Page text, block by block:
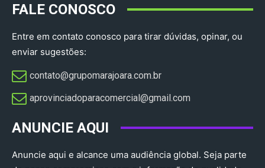
FALE CONOSCO
Entre em contato conosco para tirar dúvidas, opinar, ou
enviar sugestões:
contato@grupomarajoara.com.br
aprovinciadoparacomercial@gmail.com​
ANUNCIE AQUI
Anuncie aqui e alcance uma audiência global. Seja parte